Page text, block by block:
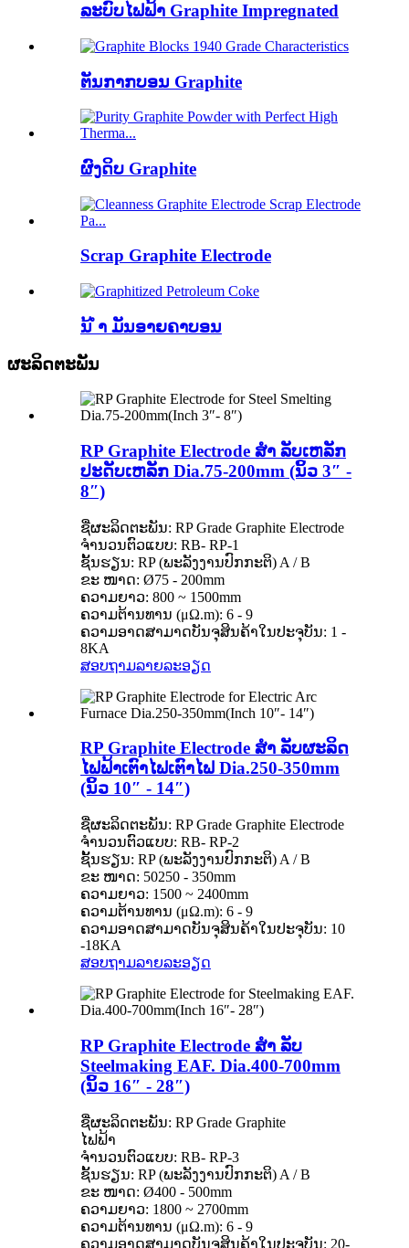
ລະບົບໄຟຟ້າ Graphite Impregnated
ຕັນກາກບອນ Graphite
ຜົງດິບ Graphite
Scrap Graphite Electrode
ນ້ ຳ ມັນອາຍຄາບອນ
ຜະລິດຕະພັນ
RP Graphite Electrode ສຳ ລັບເຫລັກ
ປະດັບເຫລັກ Dia.75-200mm (ນິ້ວ 3″ -
8″)
ຊື່ຜະລິດຕະພັນ: RP Grade Graphite Electrode
ຈໍານວນຕົວແບບ: RB- ​​RP-1
ຊັ້ນຮຽນ: RP (ພະລັງງານປົກກະຕິ) A / B
ຂະ ໜາດ: Ø75 - 200mm
ຄວາມຍາວ: 800 ~ 1500mm
ຄວາມຕ້ານທານ (μΩ.m): 6 - 9
ຄວາມອາດສາມາດບັນຈຸສິນຄ້າໃນປະຈຸບັນ: 1 -
8KA
ສອບຖາມລາຍລະອຽດ
RP Graphite Electrode ສຳ ລັບຜະລິດ
ໄຟຟ້າເຕົາໄຟເຕົາໄຟ Dia.250-350mm
(ນິ້ວ 10″ - 14″)
ຊື່ຜະລິດຕະພັນ: RP Grade Graphite Electrode
ຈໍານວນຕົວແບບ: RB- ​​RP-2
ຊັ້ນຮຽນ: RP (ພະລັງງານປົກກະຕິ) A / B
ຂະ ໜາດ: 50250 - 350mm
ຄວາມຍາວ: 1500 ~ 2400mm
ຄວາມຕ້ານທານ (μΩ.m): 6 - 9
ຄວາມອາດສາມາດບັນຈຸສິນຄ້າໃນປະຈຸບັນ: 10
-18KA
ສອບຖາມລາຍລະອຽດ
RP Graphite Electrode ສຳ ລັບ
Steelmaking EAF. Dia.400-700mm
(ນິ້ວ 16″ - 28″)
ຊື່ຜະລິດຕະພັນ: RP Grade Graphite
ໄຟຟ້າ
ຈໍານວນຕົວແບບ: RB- ​​RP-3
ຊັ້ນຮຽນ: RP (ພະລັງງານປົກກະຕິ) A / B
ຂະ ໜາດ: Ø400 - 500mm
ຄວາມຍາວ: 1800 ~ 2700mm
ຄວາມຕ້ານທານ (μΩ.m): 6 - 9
ຄວາມອາດສາມາດບັນຈຸສິນຄ້າໃນປະຈຸບັນ: 20-